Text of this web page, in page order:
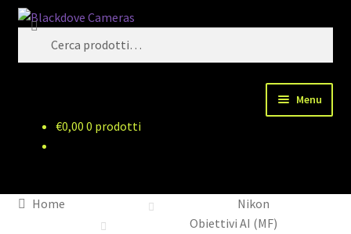
Vai
Vai
Cerca
Menu
Chi siamo
€0,00 0 prodotti
Home
Nikon
Obiettivi AI (MF)